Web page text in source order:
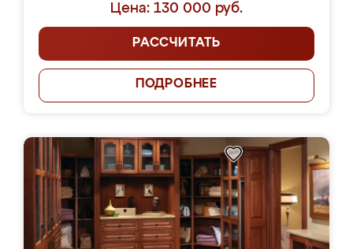
Цена: 130 000 руб.
РАССЧИТАТЬ
ПОДРОБНЕЕ